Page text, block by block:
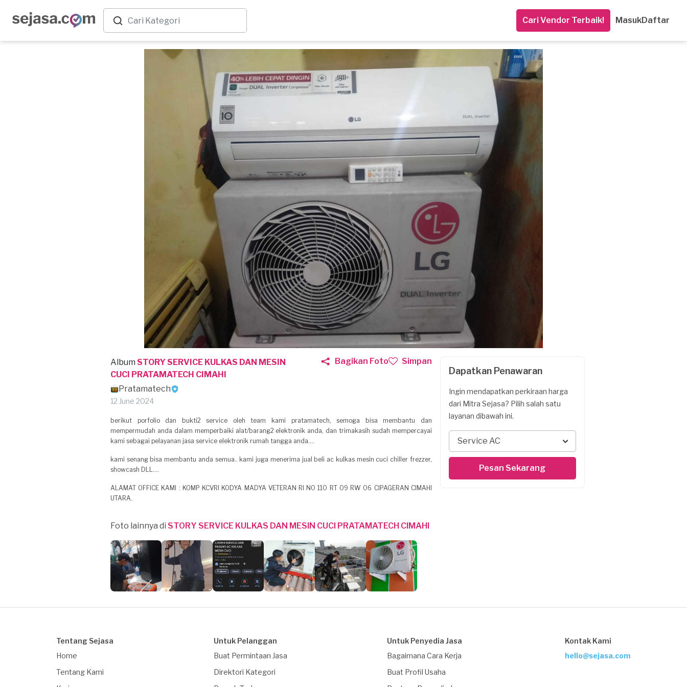
Cari Vendor Terbaik! MasukDaftar
Album STORY SERVICE KULKAS DAN MESIN
CUCI PRATAMATECH CIMAHI
Pratamatech
12 June 2024
Bagikan Foto Simpan
berikut porfolio dan bukti2 service oleh team kami pratamatech, semoga bisa membantu dan
mempermudah anda dalam memperbaiki alat/barang2 elektronik anda, dan trimakasih sudah mempercayai
kami sebagai pelayanan jasa service elektronik rumah tangga anda....
kami senang bisa membantu anda semua.. kami juga menerima jual beli ac kulkas mesin cuci chiller frezzer,
showcash DLL....
ALAMAT OFFICE KAMI : KOMP KCVRI KODYA MADYA VETERAN RI NO 110 RT 09 RW 06 CIPAGERAN CIMAHI
UTARA.
Foto lainnya di STORY SERVICE KULKAS DAN MESIN CUCI PRATAMATECH CIMAHI
Dapatkan Penawaran
Ingin mendapatkan perkiraan harga
dari Mitra Sejasa? Pilih salah satu
layanan dibawah ini.
Service AC
Pesan Sekarang
Tentang Sejasa
Home
Tentang Kami
Untuk Pelanggan
Buat Permintaan Jasa
Direktori Kategori
Untuk Penyedia Jasa
Bagaimana Cara Kerja
Buat Profil Usaha
Kontak Kami
hello@sejasa.com